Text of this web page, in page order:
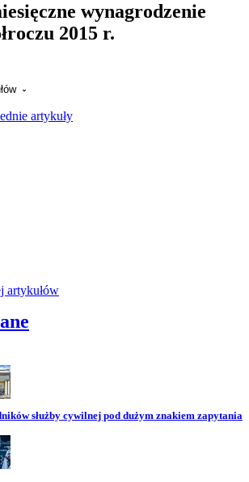
wynagrodzenie
2015 r.
artykuły
artykułów
służby cywilnej pod dużym znakiem zapytania